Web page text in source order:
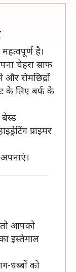
है।
चेहरा साफ
रोमछिद्रों
के लिए बर्फ के
बेस्ड
प्राइमर
अपनाएं।
आपको
इस्तेमाल
धब्बों को